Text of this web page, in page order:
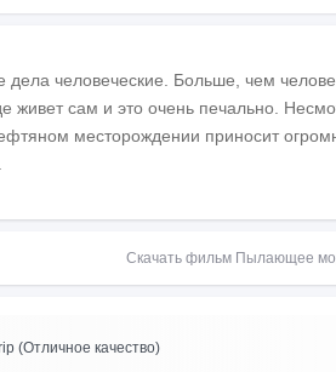
дела человеческие. Больше, чем
живет сам и это очень печально.
месторождении приносит
Скачать фильм Пылающее
(Отличное качество)